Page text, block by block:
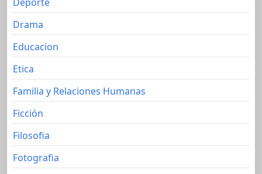
Drama
Educacion
Etica
Familia y Relaciones Humanas
Ficción
Filosofia
Fotografia